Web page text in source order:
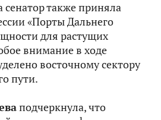
сенатор также приняла
«Порты Дальнего
для растущих
внимание в ходе
восточному сектору
пути.
подчеркнула, что